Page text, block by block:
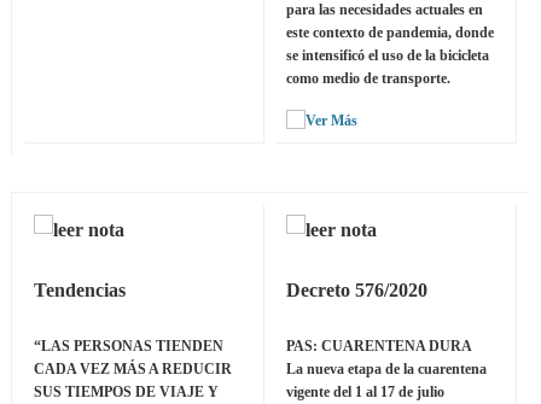
para las necesidades actuales en
este contexto de pandemia, donde
se intensificó el uso de la bicicleta
como medio de transporte.
Tendencias
“LAS PERSONAS TIENDEN
CADA VEZ MÁS A REDUCIR
SUS TIEMPOS DE VIAJE Y
Decreto 576/2020
PAS: CUARENTENA DURA
La nueva etapa de la cuarentena
vigente del 1 al 17 de julio